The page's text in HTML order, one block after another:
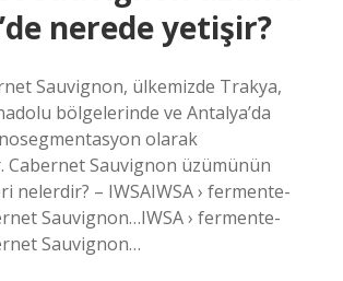
nerede yetişir?
Sauvignon, ülkemizde Trakya,
bölgelerinde ve Antalya’da
olarak
Cabernet Sauvignon üzümünün
nelerdir? – IWSAIWSA › fermente-
Sauvignon…IWSA › fermente-
Sauvignon…